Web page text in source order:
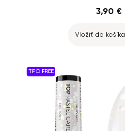
3,90 €
Vložiť do košíka
TPO FREE